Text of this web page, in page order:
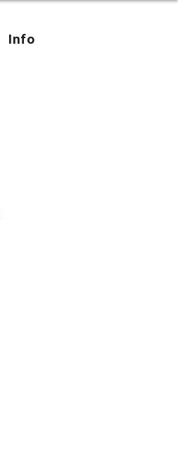
Info